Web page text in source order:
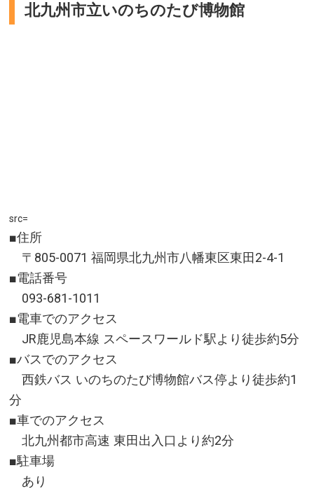
ーメン、フレンチ等の屋台形式のお店が軒を並べ
あわら温泉屋台村湯けむり横丁 公式サイト
北九州市立いのちのたび博物館
src=
■住所
〒805-0071 福岡県北九州市八幡東区東田2-4-1
■電話番号
093-681-1011
■電車でのアクセス
JR鹿児島本線 スペースワールド駅より徒歩約5分
■バスでのアクセス
西鉄バス いのちのたび博物館バス停より徒歩約1
分
■車でのアクセス
北九州都市高速 東田出入口より約2分
■駐車場
あり